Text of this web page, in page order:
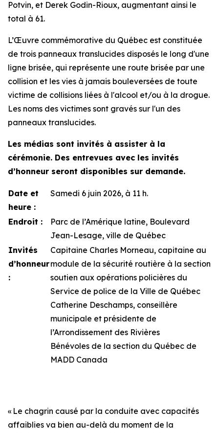
Potvin, et Derek Godin-Rioux, augmentant ainsi le
total à 61.
L’Œuvre commémorative du Québec est constituée
de trois panneaux translucides disposés le long d'une
ligne brisée, qui représente une route brisée par une
collision et les vies à jamais bouleversées de toute
victime de collisions liées à l'alcool et/ou à la drogue.
Les noms des victimes sont gravés sur l'un des
panneaux translucides.
Les médias sont invités à assister à la
cérémonie. Des entrevues avec les invités
d’honneur seront disponibles sur demande.
Date et
heure :
Samedi 6 juin 2026, à 11 h.
Endroit :
Parc de l’Amérique latine, Boulevard
Jean-Lesage, ville de Québec
Invités
d’honneur
:
Capitaine Charles Morneau, capitaine au
module de la sécurité routière à la section
soutien aux opérations policières du
Service de police de la Ville de Québec
Catherine Deschamps, conseillère
municipale et présidente de
l’Arrondissement des Rivières
Bénévoles de la section du Québec de
MADD Canada
« Le chagrin causé par la conduite avec capacités
affaiblies va bien au-delà du moment de la